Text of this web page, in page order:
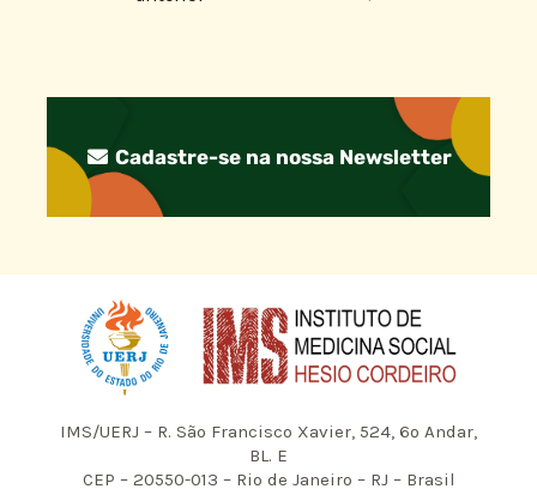
Cadastre-se na nossa Newsletter
IMS/UERJ – R. São Francisco Xavier, 524, 6º Andar,
BL. E
CEP – 20550-013 – Rio de Janeiro – RJ – Brasil